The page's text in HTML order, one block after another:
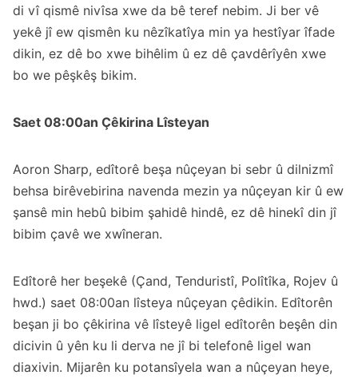
di vî qismê nivîsa xwe da bê teref nebim. Ji ber vê
yekê jî ew qismên ku nêzîkatîya min ya hestîyar îfade
dikin, ez dê bo xwe bihêlim û ez dê çavdêrîyên xwe
bo we pêşkêş bikim.
Saet 08:00an Çêkirina Lîsteyan
Aoron Sharp, edîtorê beşa nûçeyan bi sebr û dilnizmî
behsa birêvebirina navenda mezin ya nûçeyan kir û ew
şansê min hebû bibim şahidê hindê, ez dê hinekî din jî
bibim çavê we xwîneran.
Edîtorê her beşekê (Çand, Tenduristî, Polîtîka, Rojev û
hwd.) saet 08:00an lîsteya nûçeyan çêdikin. Edîtorên
beşan ji bo çêkirina vê lîsteyê ligel edîtorên beşên din
dicivin û yên ku li derva ne jî bi telefonê ligel wan
diaxivin. Mijarên ku potansîyela wan a nûçeyan heye,